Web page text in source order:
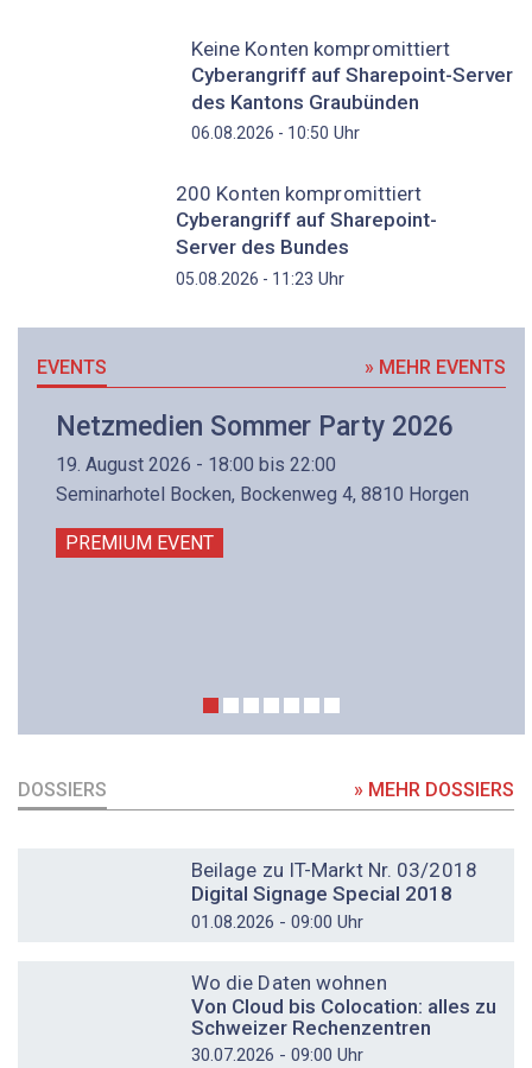
Keine Konten kompromittiert
Cyberangriff auf Sharepoint-Server
des Kantons Graubünden
06.08.2026 - 10:50 Uhr
200 Konten kompromittiert
Cyberangriff auf Sharepoint-
Server des Bundes
05.08.2026 - 11:23 Uhr
EVENTS » MEHR EVENTS
Netzmedien Sommer Party 2026
19. August 2026 - 18:00 bis 22:00
Seminarhotel Bocken, Bockenweg 4, 8810 Horgen
PREMIUM EVENT
DOSSIERS » MEHR DOSSIERS
Beilage zu IT-Markt Nr. 03/2018
Digital Signage Special 2018
01.08.2026 - 09:00 Uhr
Wo die Daten wohnen
Von Cloud bis Colocation: alles zu
Schweizer Rechenzentren
30.07.2026 - 09:00 Uhr